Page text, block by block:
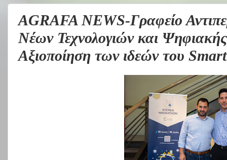
AGRAFA NEWS-Γραφείο
Νέων Τεχνολογιών και
Αξιοποίηση των ιδεών του